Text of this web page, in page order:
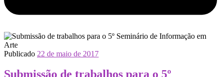
Publicado 22 de maio de 2017
Submissão de trabalhos para o 5º